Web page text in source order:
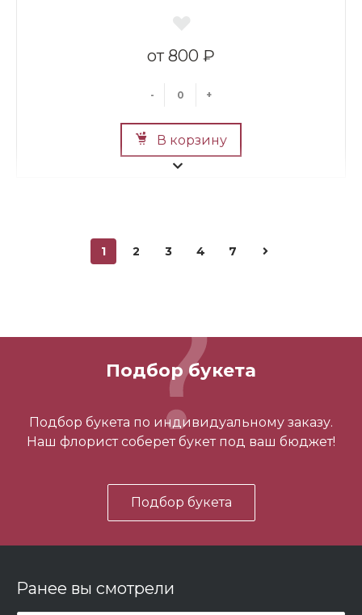
800 ₽
- +
В корзину
700 ₽
В корзину
Мишка Мини №1
1 2 3 4 7
Подбор букета
Подбор букета по индивидуальному заказу.
Наш флорист соберет букет под ваш бюджет!
Подбор букета
Ранее вы смотрели